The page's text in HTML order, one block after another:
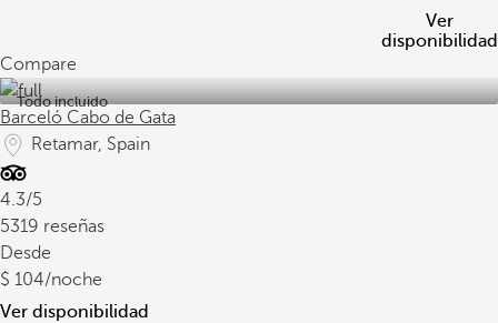
Ver
disponibilidad
Compare
Todo incluido
Barceló Cabo de Gata
Retamar, Spain
4.3/5
5319 reseñas
Desde
104/noche
Ver disponibilidad